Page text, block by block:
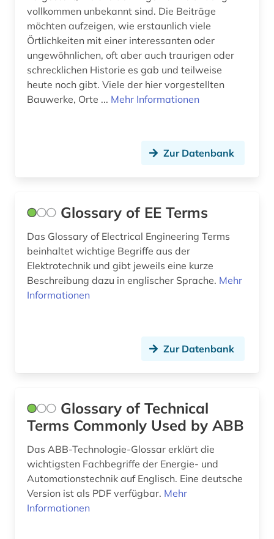
vollkommen unbekannt sind. Die Beiträge
möchten aufzeigen, wie erstaunlich viele
Örtlichkeiten mit einer interessanten oder
ungewöhnlichen, oft aber auch traurigen oder
schrecklichen Historie es gab und teilweise
heute noch gibt. Viele der hier vorgestellten
Bauwerke, Orte ... Mehr Informationen
Zur Datenbank
Glossary of EE Terms
Das Glossary of Electrical Engineering Terms
beinhaltet wichtige Begriffe aus der
Elektrotechnik und gibt jeweils eine kurze
Beschreibung dazu in englischer Sprache. Mehr
Informationen
Zur Datenbank
Glossary of Technical
Terms Commonly Used by ABB
Das ABB-Technologie-Glossar erklärt die
wichtigsten Fachbegriffe der Energie- und
Automationstechnik auf Englisch. Eine deutsche
Version ist als PDF verfügbar. Mehr
Informationen